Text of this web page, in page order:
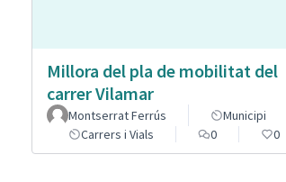
Millora del pla de mobilitat del
carrer Vilamar
Montserrat Ferrús
Municipi
Carrers i Vials
0 0